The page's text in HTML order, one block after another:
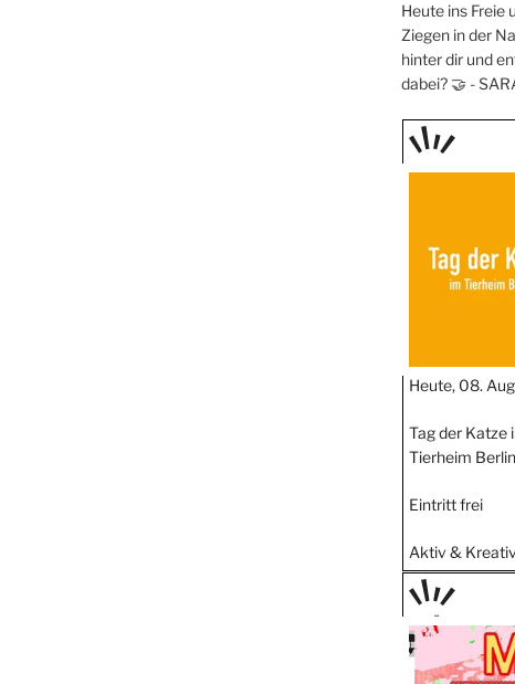
Heute ins Freie
Ziegen in der
hinter dir und
dabei? 🤝 -
TAGE
Heute, 08. Aug
Tag der Katze
Tierheim Berlin
Eintritt frei
Aktiv & Kreativ
PRÄS
ENTIE
RT